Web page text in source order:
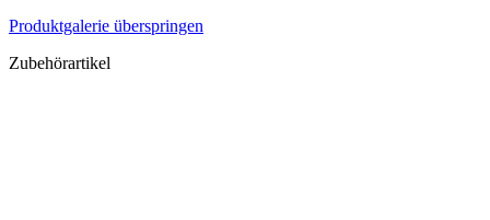
Produktgalerie überspringen
Zubehörartikel